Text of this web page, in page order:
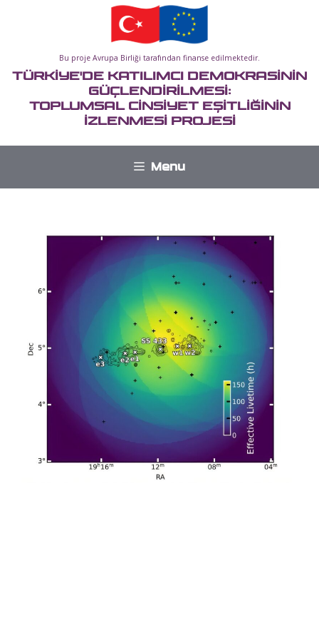
Bu proje Avrupa Birliği tarafından finanse edilmektedir.
TÜRKİYE'DE KATILIMCI DEMOKRASİNİN
GÜÇLENDİRİLMESİ:
TOPLUMSAL CİNSİYET EŞİTLİĞİNİN
İZLENMESİ PROJESİ
Menu